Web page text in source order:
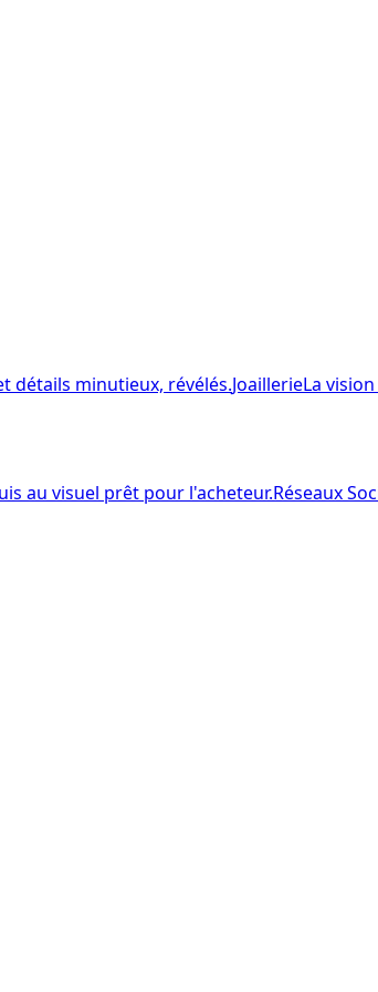
détails minutieux, révélés.JoaillerieLa
au visuel prêt pour l'acheteur.Réseaux